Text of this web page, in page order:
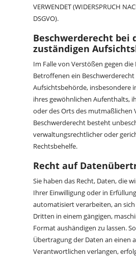
VERWENDET (WIDERSPRUCH
DSGVO).
Beschwerde­recht bei
zuständigen
Im Falle von Verstößen gegen die
Betroffenen ein
Aufsichtsbehörde, insbesondere
ihres gewöhnlichen Aufenthalts,
oder des Orts des mutmaßlichen
Beschwerderecht besteht
verwaltungsrechtlicher oder
Rechtsbehelfe.
Recht auf
Sie haben das Recht, Daten, die
Ihrer Einwilligung oder in
automatisiert verarbeiten, an
Dritten in einem gängigen,
Format aushändigen zu lassen.
Übertragung der Daten an einen
Verantwortlichen verlangen,